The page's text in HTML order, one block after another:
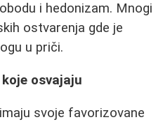
i hedonizam. Mnogi
ostvarenja gde je
u priči.
osvajaju
svoje favorizovane